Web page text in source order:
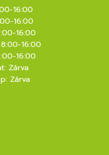
16:00
16:00
16:00
16:00
16:00
Zárva
Zárva